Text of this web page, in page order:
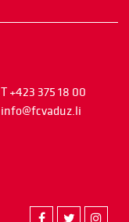
T +423 375 18 00
info@fcvaduz.li